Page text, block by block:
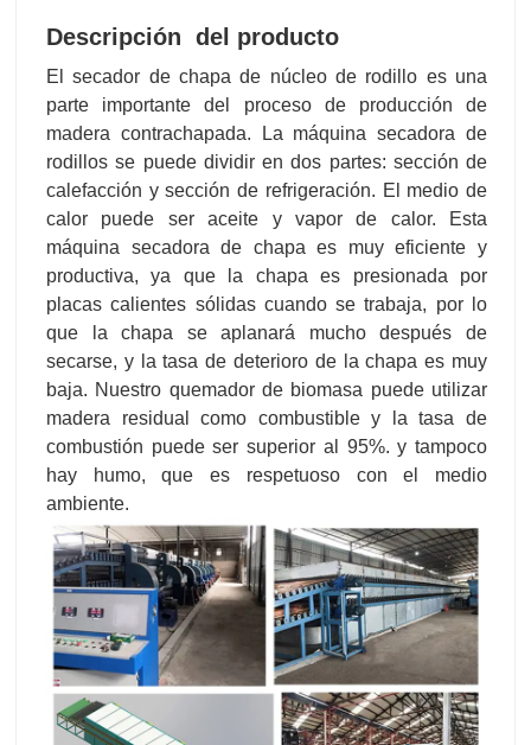
Descripción del producto
El secador de chapa de núcleo de rodillo es una
parte importante del proceso de producción de
madera contrachapada. La máquina secadora de
rodillos se puede dividir en dos partes: sección de
calefacción y sección de refrigeración. El medio de
calor puede ser aceite y vapor de calor. Esta
máquina secadora de chapa es muy eficiente y
productiva, ya que la chapa es presionada por
placas calientes sólidas cuando se trabaja, por lo
que la chapa se aplanará mucho después de
secarse, y la tasa de deterioro de la chapa es muy
baja. Nuestro quemador de biomasa puede utilizar
madera residual como combustible y la tasa de
combustión puede ser superior al 95%. y tampoco
hay humo, que es respetuoso con el medio
ambiente.